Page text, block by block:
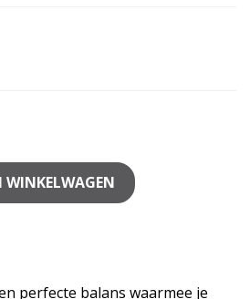
WINKELWAGEN
perfecte balans waarmee je